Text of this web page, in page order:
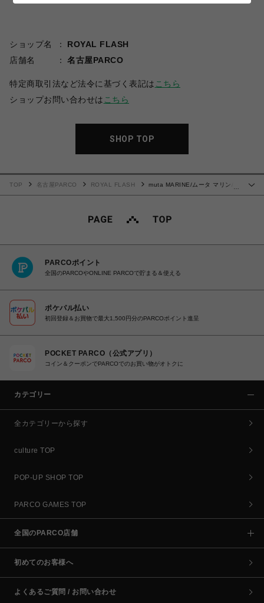
ショップ名
ROYAL FLASH
店舗名
名古屋PARCO
特定商取引法など法令に基づく表記は こちら
ショップお問い合わせは こちら
SHOP TOP
…
TOP 名古屋PARCO ROYAL FLASH
muta MARINE/ムータ マリン/別
PARCOポイント
全国のPARCOやONLINE PARCOで貯まる＆使える
ポケパル払い
初回登録＆お買物で最大1,500円分のPARCOポイント進呈
POCKET PARCO（公式アプリ）
コイン＆クーポンでPARCOでのお買い物がオトクに
カテゴリー
全カテゴリーから探す
culture TOP
POP-UP SHOP TOP
PARCO GAMES TOP
全国のPARCO店舗
初めてのお客様へ
よくあるご質問 / お問い合わせ